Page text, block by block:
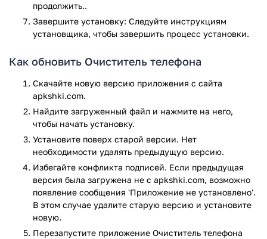
Снижение температуры процессора.
Ускорение работы гаджета.
Удаление ненужных приложений.
перевода далеко от идеального, но этого достаточно, чтобы
даже начинающий пользователь без труда смог
оптимизировать работу своего смартфона.
Программа Очиститель телефона для Android
распространяется бесплатно, но содержит рекламу.
Приложение Очиститель телефона прошло проверку
антивирусом VirusTotal. В результате проверки по всем
последним сигнатурам заражения файлов не выявлено.
продолжить..
Завершите установку: Следуйте инструкциям
установщика, чтобы завершить процесс установки.
Как обновить Очиститель телефона
Скачайте новую версию приложения с сайта
apkshki.com.
Найдите загруженный файл и нажмите на него,
чтобы начать установку.
Установите поверх старой версии. Нет
необходимости удалять предыдущую версию.
Избегайте конфликта подписей. Если предыдущая
версия была загружена не с apkshki.com, возможно
появление сообщения 'Приложение не установлено'.
В этом случае удалите старую версию и установите
новую.
Перезапустите приложениe Очиститель телефона